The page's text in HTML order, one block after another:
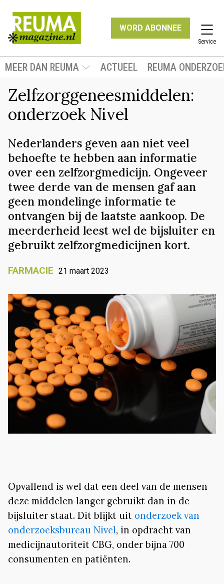
WORD ABONNEE
Service
MEER DAN REUMA ACTUEEL REUMA
Zelfzorggeneesmiddelen:
onderzoek Nivel
Nederlanders geven aan niet veel
behoefte te hebben aan informatie
over een zelfzorgmedicijn. Ongeveer
twee derde van de mensen gaf aan
geen mondelinge informatie te
ontvangen bij de laatste aankoop. De
meerderheid leest wel de bijsluiter en
gebruikt zelfzorgmedicijnen kort.
FARMACIE 21 maart 2023
Opvallend is wel dat een deel van de mensen
deze middelen langer gebruikt dan in de
bijsluiter staat. Dit blijkt uit onderzoek van
onderzoeksbureau Nivel, in opdracht van
medicijnautoriteit CBG, onder bijna 700
consumenten en patiënten.